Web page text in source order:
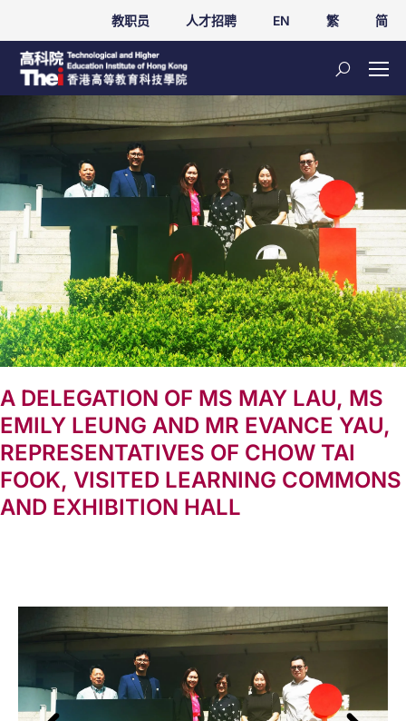
教职员 人才招聘 EN 繁 简
A DELEGATION OF MS MAY LAU, MS
EMILY LEUNG AND MR EVANCE YAU,
REPRESENTATIVES OF CHOW TAI
FOOK, VISITED LEARNING COMMONS
AND EXHIBITION HALL